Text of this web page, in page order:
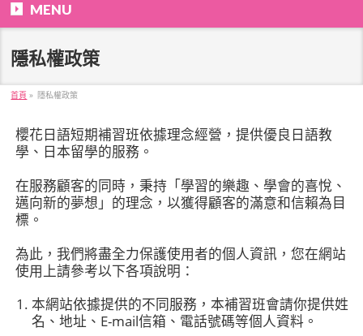
MENU
隱私權政策
首頁 » 隱私權政策
櫻花日語短期補習班依據理念經營，提供優良日語教
學、日本留學的服務。
在服務顧客的同時，秉持「學習的樂趣、學會的喜悅、
邁向新的夢想」的理念，以獲得顧客的滿意和信賴為目
標。
為此，我們將盡全力保護使用者的個人資訊，您在網站
使用上請參考以下各項說明：
本網站依據提供的不同服務，本補習班會請你提供姓
名、地址、E-mail信箱、電話號碼等個人資料。